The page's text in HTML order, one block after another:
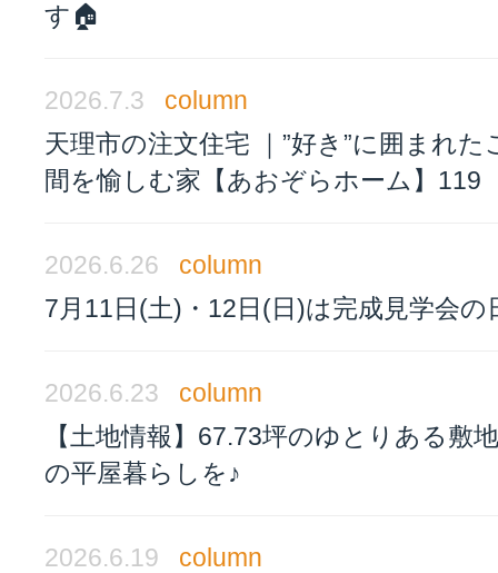
す🏠
2026.7.3
column
天理市の注文住宅 ｜”好き”に囲まれた
間を愉しむ家【あおぞらホーム】119
2026.6.26
column
7月11日(土)・12日(日)は完成見学会の
2026.6.23
column
【土地情報】67.73坪のゆとりある敷
の平屋暮らしを♪
2026.6.19
column